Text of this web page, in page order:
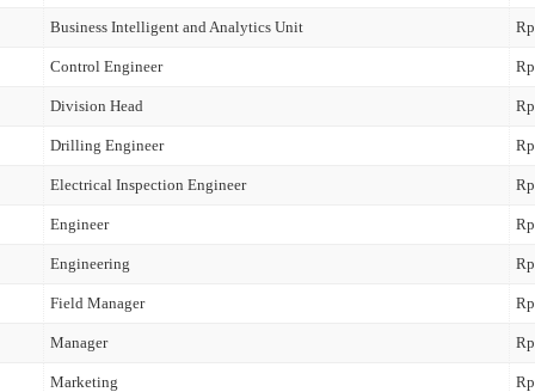
Business Intelligent and Analytics Unit
Control Engineer
Division Head
Drilling Engineer
Electrical Inspection Engineer
Engineer
Engineering
Field Manager
Manager
Marketing